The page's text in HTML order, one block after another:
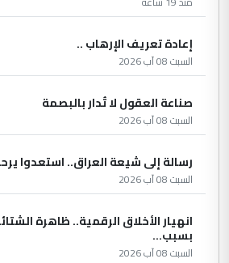
إعادة تعريف الإرهاب ..
السبت 08 آب 2026
صناعة العقول لا تُدار بالبصمة
السبت 08 آب 2026
رسالة إلى شيعة العراق.. استعدوا
السبت 08 آب 2026
انهيار الأخلاق الرقمية.. ظاهرة
بسبب...
السبت 08 آب 2026